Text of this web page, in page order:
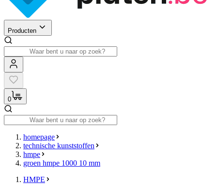
Producten
0
homepage
technische kunststoffen
hmpe
groen hmpe 1000 10 mm
HMPE